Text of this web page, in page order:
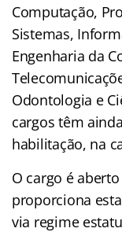
Computação,
Sistemas,
Engenharia da
Odontologia e
cargos têm
habilitação, na
O cargo é
proporciona
via regime